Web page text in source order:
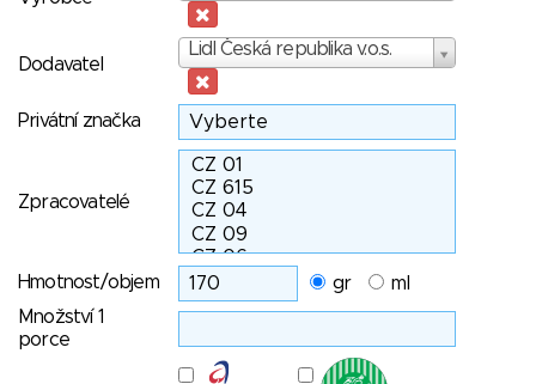
Dodavatel
Lidl Česká republika v.o.s.
Dodavatel
Privátní značka
Zpracovatelé
Hmotnost/objem gr
ml
Množství 1
porce